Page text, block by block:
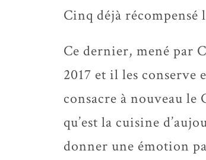
Cinq déjà récompensé
Ce dernier, mené par
2017 et il les conserve
consacre à nouveau le
qu’est la cuisine
donner une émotion